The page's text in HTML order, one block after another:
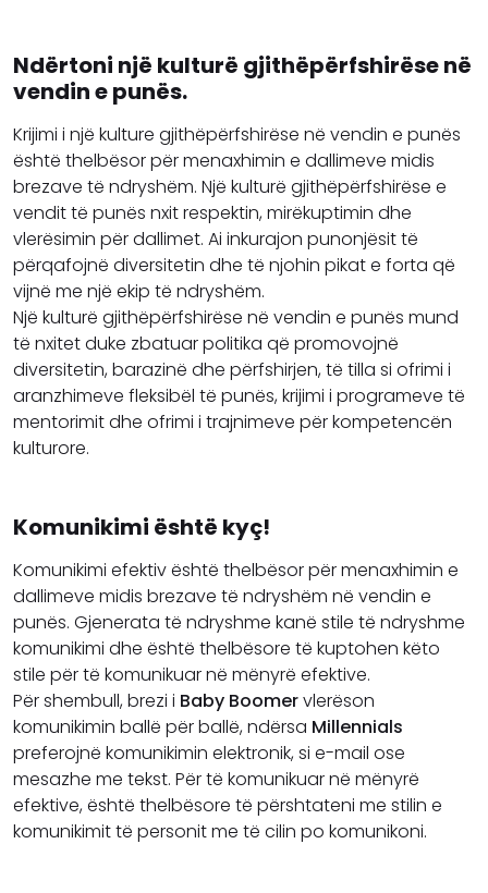
Ndërtoni një kulturë gjithëpërfshirëse në
vendin e punës.
Krijimi i një kulture gjithëpërfshirëse në vendin e punës
është thelbësor për menaxhimin e dallimeve midis
brezave të ndryshëm. Një kulturë gjithëpërfshirëse e
vendit të punës nxit respektin, mirëkuptimin dhe
vlerësimin për dallimet. Ai inkurajon punonjësit të
përqafojnë diversitetin dhe të njohin pikat e forta që
vijnë me një ekip të ndryshëm.
Një kulturë gjithëpërfshirëse në vendin e punës mund
të nxitet duke zbatuar politika që promovojnë
diversitetin, barazinë dhe përfshirjen, të tilla si ofrimi i
aranzhimeve fleksibël të punës, krijimi i programeve të
mentorimit dhe ofrimi i trajnimeve për kompetencën
kulturore.
Komunikimi është kyç!
Komunikimi efektiv është thelbësor për menaxhimin e
dallimeve midis brezave të ndryshëm në vendin e
punës. Gjenerata të ndryshme kanë stile të ndryshme
komunikimi dhe është thelbësore të kuptohen këto
stile për të komunikuar në mënyrë efektive.
Për shembull, brezi i Baby Boomervlerëson
komunikimin ballë për ballë, ndërsa Millennials
preferojnë komunikimin elektronik, si e-mail ose
mesazhe me tekst. Për të komunikuar në mënyrë
efektive, është thelbësore të përshtateni me stilin e
komunikimit të personit me të cilin po komunikoni.